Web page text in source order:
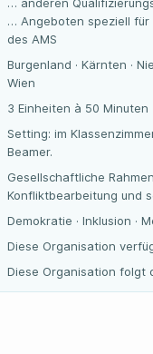
… Angeboten speziell für
des AMS
Burgenland · Kärnten ·
Wien
3 Einheiten à 50 Minuten
Setting: im
Beamer.
Gesellschaftliche
Konfliktbearbeitung und
Demokratie · Inklusion ·
Diese Organisation
Diese Organisation folgt